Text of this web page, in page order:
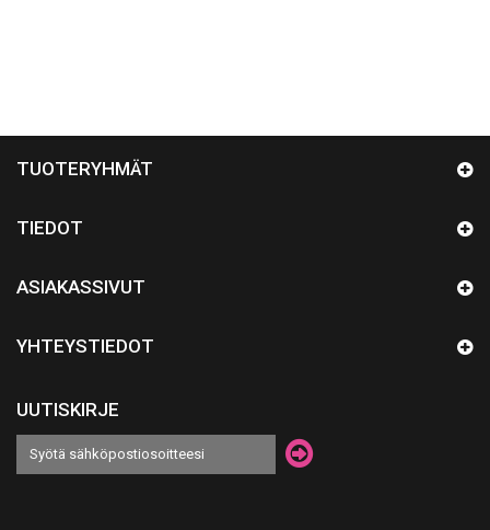
TUOTERYHMÄT
TIEDOT
ASIAKASSIVUT
YHTEYSTIEDOT
UUTISKIRJE